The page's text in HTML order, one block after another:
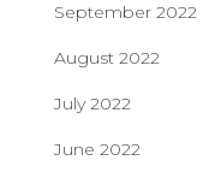
September 2022
August 2022
July 2022
June 2022